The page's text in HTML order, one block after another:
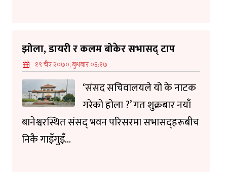
झोला, डायरी र कलम बोकेर सभासद् टाप
१९ चैत्र २०७०, बुधबार ०६:१७
‘संसद सचिवालयले यो के नाटक
गरेको होला ?’ गत शुक्रबार नयाँ
बानेश्वरस्थित संसद् भवन परिसरमा सभासद्हरूबीच
निकै गाइँगुइँ...